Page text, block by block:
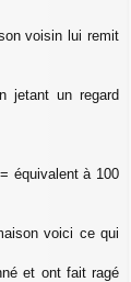
voisin lui remit
jetant un regard
équivalent à 100
voici ce qui
et ont fait ragé